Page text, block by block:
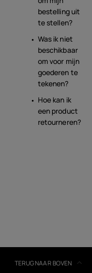
bestelling uit
te stellen?
Was ik niet
beschikbaar
om voor mijn
goederen te
tekenen?
Hoe kan ik
een product
retourneren?
TERUG NAAR BOVEN